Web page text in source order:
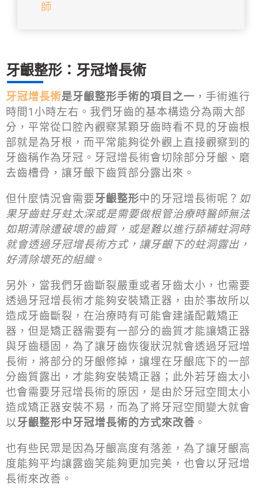
師
牙齦整形：牙冠增長術
牙冠增長術是牙齦整形手術的項目之一 ，手術進行
時間1小時左右。我們牙齒的基本構造分為兩大部
分，平常從口腔內觀察某顆牙齒時看不見的牙齒根
部就是為牙根，而平常能夠從外觀上直接觀察到的
牙齒稱作為牙冠。牙冠增長術會切除部分牙齦、磨
去齒槽骨，讓牙齦下齒質部分露出來。
但什麼情況會需要牙齦整形中的牙冠增長術呢？ 如
果牙齒蛀牙蛀太深或是需要做根管治療時醫師無法
如期清除遭破壞的齒質，或是難以進行舔補蛀洞時
就會透過牙冠增長術方式，讓牙齦下的蛀洞露出，
好清除壞死的組織。
另外，當我們牙齒斷裂嚴重或者牙齒太小，也需要
透過牙冠增長術才能夠安裝矯正器，由於事故所以
造成牙齒斷裂，在治療時有可能會建議配戴矯正
器，但是矯正器需要有一部分的齒質才能讓矯正器
與牙齒穩固，為了讓牙齒恢復狀況就會透過牙冠增
長術，將部分的牙齦修掉，讓埋在牙齦底下的一部
分齒質露出，才能夠安裝矯正器；此外若牙齒太小
也會需要牙冠增長術的原因，是由於牙冠空間太小
造成矯正器安裝不易，而為了將牙冠空間變大就會
以牙齦整形中牙冠增長術的方式來改善 。
也有些民眾是因為牙齦高度有落差，為了讓牙齦高
度能夠平均讓露齒笑能夠更加完美，也會以牙冠增
長術來改善。